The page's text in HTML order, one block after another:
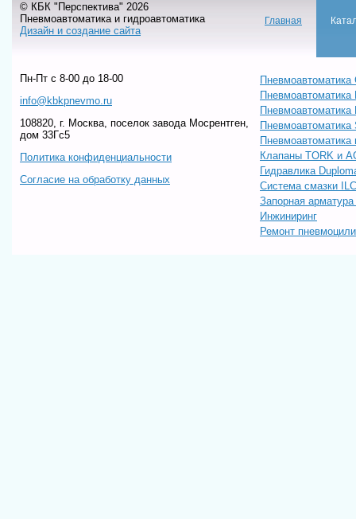
© КБК "Перспектива" 2026
Пневмоавтоматика и гидроавтоматика
Дизайн и создание сайта
Главная
Пн-Пт c 8-00 до 18-00
info@kbkpnevmo.ru
108820, г. Москва, поселок завода Мосрентген,
дом 33Гс5
Политика конфиденциальности
Согласие на обработку данных
Пневмоавтоматика
Пневмоавтоматика
Пневмоавтоматика
Пневмоавтоматика
Клапаны TORK и
Гидравлика
Система смазки ILC
Запорная
Инжиниринг
Ремонт